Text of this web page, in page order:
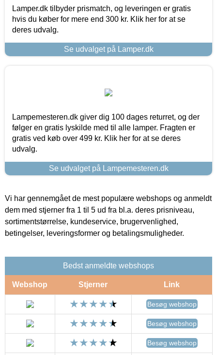
Lamper.dk tilbyder prismatch, og leveringen er gratis
hvis du køber for mere end 300 kr. Klik her for at se
deres udvalg.
Se udvalget på Lamper.dk
Lampemesteren.dk giver dig 100 dages returret, og der
følger en gratis lyskilde med til alle lamper. Fragten er
gratis ved køb over 499 kr. Klik her for at se deres
udvalg.
Se udvalget på Lampemesteren.dk
Vi har gennemgået de mest populære webshops og anmeldt
dem med stjerner fra 1 til 5 ud fra bl.a. deres prisniveau,
sortimentstørrelse, kundeservice, brugervenlighed,
betingelser, leveringsformer og betalingsmuligheder.
Bedst anmeldte webshops
Webshop Stjerner Link
Besøg webshop
Besøg webshop
Besøg webshop